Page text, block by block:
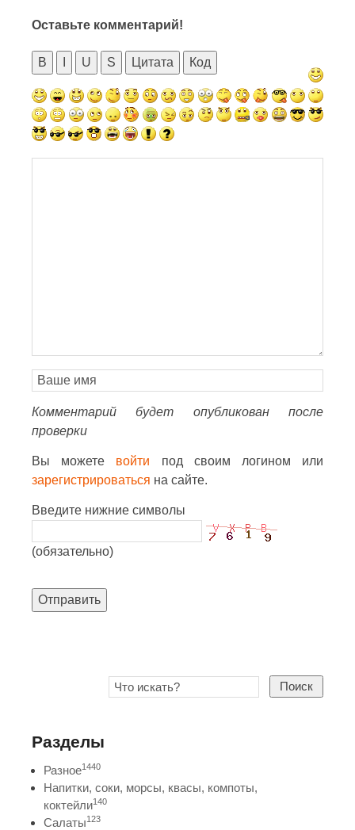
Оставьте комментарий!
B U S Цитата Код
Комментарий будет опубликован после
проверки
Вы можете войти под своим логином или
зарегистрироваться на сайте.
Введите нижние символы
(обязательно)
Отправить
Поиск
Разделы
Разное1440
Напитки, соки, морсы, квасы, компоты,
коктейли140
Салаты123